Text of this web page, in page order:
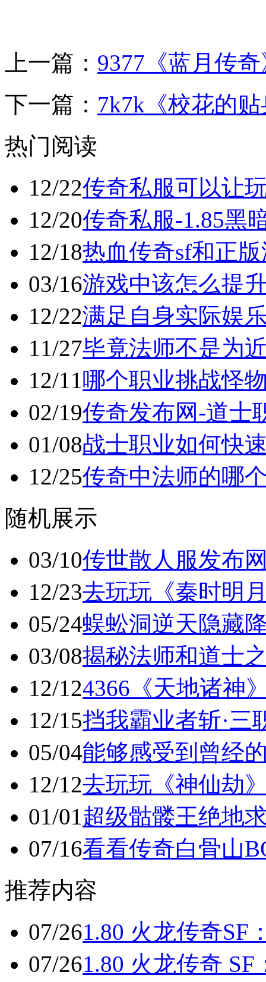
上一篇： 9377《蓝月传
下一篇： 7k7k《校花的
热门阅读
12/22传奇私服可以让
12/20传奇私服-1.85黑
12/18热血传奇sf和正
03/16游戏中该怎么提
12/22满足自身实际娱
11/27毕竟法师不是为
12/11哪个职业挑战怪
02/19传奇发布网-道士
01/08战士职业如何快
12/25传奇中法师的哪
随机展示
03/10传世散人服发布
12/23去玩玩《秦时明
05/24蜈蚣洞逆天隐藏
03/08揭秘法师和道士
12/124366《天地诸神
12/15挡我霸业者斩·三
05/04能够感受到曾经
12/12去玩玩《神仙劫
01/01超级骷髅王绝地
07/16看看传奇白骨山
推荐内容
07/261.80 火龙传奇SF
07/261.80 火龙传奇